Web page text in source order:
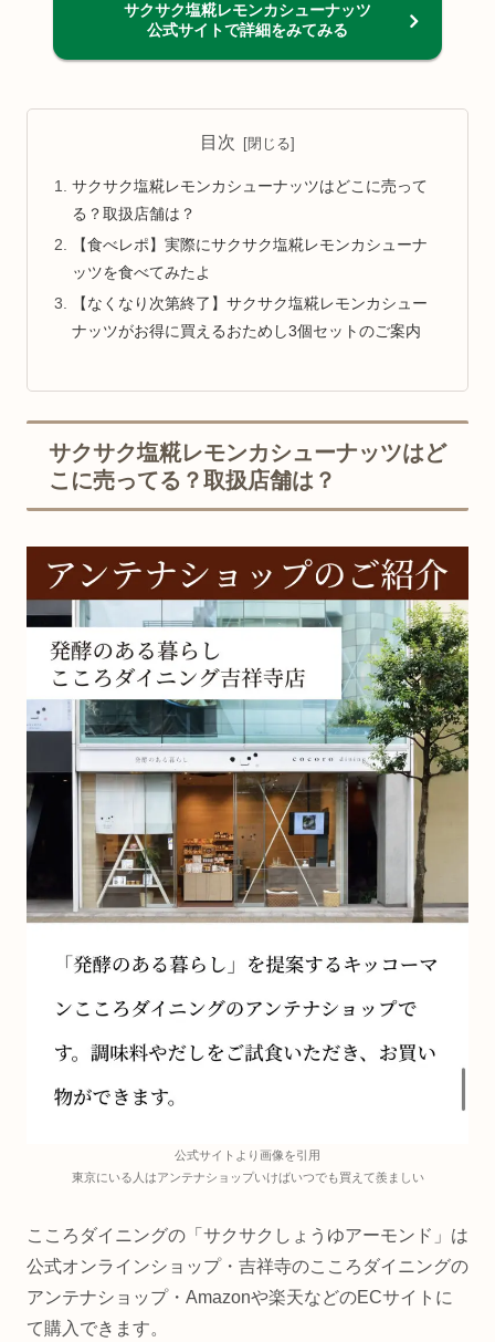
サクサク塩糀レモンカシューナッツ
公式サイトで詳細をみてみる
目次
サクサク塩糀レモンカシューナッツはどこに売って
る？取扱店舗は？
【食べレポ】実際にサクサク塩糀レモンカシューナ
ッツを食べてみたよ
【なくなり次第終了】サクサク塩糀レモンカシュー
ナッツがお得に買えるおためし3個セットのご案内
サクサク塩糀レモンカシューナッツはど
こに売ってる？取扱店舗は？
公式サイトより画像を引用
東京にいる人はアンテナショップいけばいつでも買えて羨ましい
こころダイニングの「サクサクしょうゆアーモンド」は
公式オンラインショップ・吉祥寺のこころダイニングの
アンテナショップ・Amazonや楽天などのECサイトに
て購入できます。